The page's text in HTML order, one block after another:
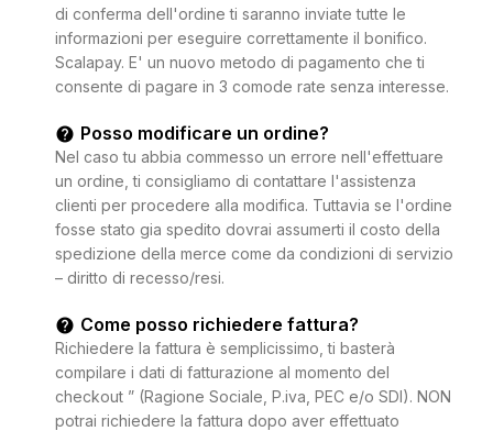
di conferma dell'ordine ti saranno inviate tutte le
informazioni per eseguire correttamente il bonifico.
Scalapay. E' un nuovo metodo di pagamento che ti
consente di pagare in 3 comode rate senza interesse.
Posso modificare un ordine?
Nel caso tu abbia commesso un errore nell'effettuare
un ordine, ti consigliamo di contattare l'assistenza
clienti per procedere alla modifica. Tuttavia se l'ordine
fosse stato gia spedito dovrai assumerti il costo della
spedizione della merce come da condizioni di servizio
– diritto di recesso/resi.
Come posso richiedere fattura?
Richiedere la fattura è semplicissimo, ti basterà
compilare i dati di fatturazione al momento del
checkout ” (Ragione Sociale, P.iva, PEC e/o SDI). NON
potrai richiedere la fattura dopo aver effettuato